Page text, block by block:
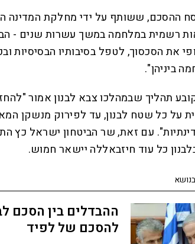
ההסכם, ששותף על ידי מחלקת המדינה
רשמית במלחמה במשך עשרות שנים -
את הסכסוך, לטפל בסיבותיו הבסיסיות
ביניהן".
תהליך שבמהלכו צבא לבנון אמור
על כל שטח לבנון, עד לפירוק מנשקן
עם זאת, שר הביטחון ישראל כץ
כל עוד חיזבאללה יישאר חמוש.
ההבדלים בין הסכם
להסכם של לפיד